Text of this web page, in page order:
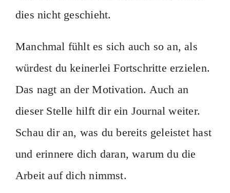
dies nicht geschieht.
Manchmal fühlt es sich auch so an, als
würdest du keinerlei Fortschritte erzielen.
Das nagt an der Motivation. Auch an
dieser Stelle hilft dir ein Journal weiter.
Schau dir an, was du bereits geleistet hast
und erinnere dich daran, warum du die
Arbeit auf dich nimmst.